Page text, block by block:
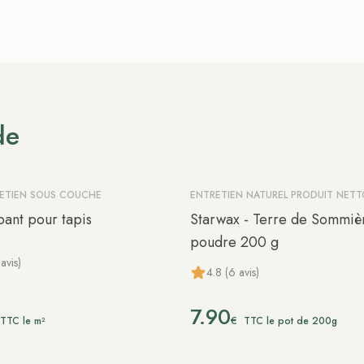
SOUS COUCHE
pour tapis
TTC le m²
ENTRETIEN NATUREL PRODUIT
Starwax - Terre de
poudre 200 g
4.8 (6 avis)
7.90€ TTC le pot de 200g